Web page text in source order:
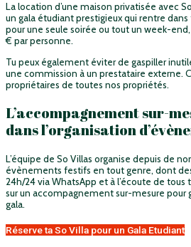
La location d’une maison privatisée avec
un gala étudiant prestigieux qui rentre
pour une seule soirée ou tout un week-
€ par personne.
Tu peux également éviter de gaspiller
une commission à un prestataire externe.
propriétaires de toutes nos propriétés.
L’accompagnement sur-
dans l’organisation
L’équipe de So Villas organise depuis de
évènements festifs en tout genre, dont
24h/24 via WhatsApp et à l’écoute de
sur un accompagnement sur-mesure pour
gala.
Réserve ta So Villa pour un Gala Etudiant